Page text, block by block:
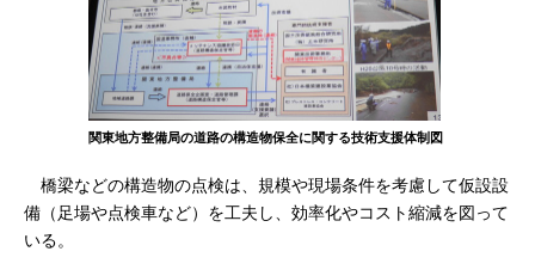
関東地方整備局の道路の構造物保全に関する技術支援体制図
橋梁などの構造物の点検は、規模や現場条件を考慮して仮設設
備（足場や点検車など）を工夫し、効率化やコスト縮減を図って
いる。